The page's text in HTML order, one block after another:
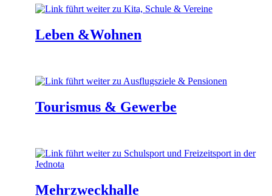
Leben &Wohnen
Tourismus & Gewerbe
Mehrzweckhalle